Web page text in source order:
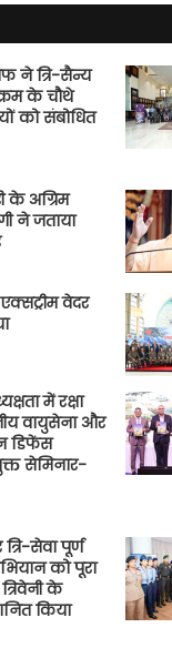
ने त्रि-सैन्य
के चौथे
को संबोधित
के अग्रिम
ने जताया
वेदर
में रक्षा
वायुसेना और
डिफेंस
सेमिनार-
त्रि-सेवा पूर्ण
को पूरा
के
किया